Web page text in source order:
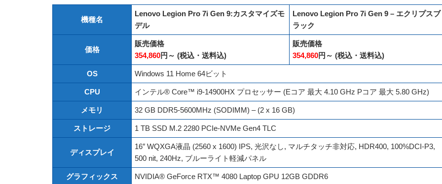
機種名
Lenovo Legion Pro 7i Gen 9:カスタマイズモ
デル
Lenovo Legion Pro 7i Gen 9 – エクリプスブ
ラック
価格
販売価格
354,860円～ (税込・送料込)
販売価格
354,860円～ (税込・送料込)
OS Windows 11 Home 64ビット
CPU インテル® Core™ i9-14900HX プロセッサー (Eコア 最大 4.10 GHz Pコア 最大 5.80 GHz)
メモリ 32 GB DDR5-5600MHz (SODIMM) – (2 x 16 GB)
ストレージ 1 TB SSD M.2 2280 PCIe-NVMe Gen4 TLC
ディスプレイ
16″ WQXGA液晶 (2560 x 1600) IPS, 光沢なし, マルチタッチ非対応, HDR400, 100%DCI-P3,
500 nit, 240Hz, ブルーライト軽減パネル
グラフィックス NVIDIA® GeForce RTX™ 4080 Laptop GPU 12GB GDDR6